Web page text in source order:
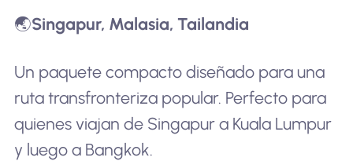
🌏Singapur, Malasia, Tailandia
Un paquete compacto diseñado para una
ruta transfronteriza popular. Perfecto para
quienes viajan de Singapur a Kuala Lumpur
y luego a Bangkok.